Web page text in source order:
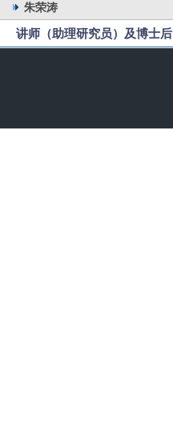
朱荣涛
讲师（助理研究员）及博士后